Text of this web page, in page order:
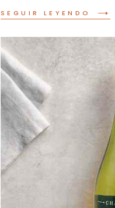
SEGUIR LEYENDO